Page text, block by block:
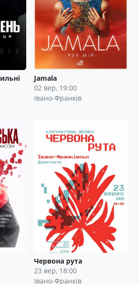
Jamala
02 вер, 19:00
Івано-Франків
Червона рута
23 вер, 18:00
Івано-Франків